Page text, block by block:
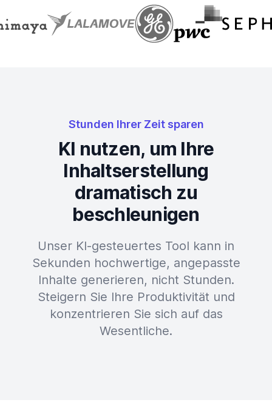
Stunden Ihrer Zeit sparen
KI nutzen, um Ihre
Inhaltserstellung
dramatisch zu
beschleunigen
Unser KI-gesteuertes Tool kann in
Sekunden hochwertige, angepasste
Inhalte generieren, nicht Stunden.
Steigern Sie Ihre Produktivität und
konzentrieren Sie sich auf das
Wesentliche.